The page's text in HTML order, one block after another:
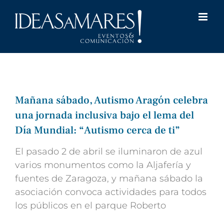
Mañana sábado, Autismo Aragón celebra
una jornada inclusiva bajo el lema del
Día Mundial: “Autismo cerca de ti”
El pasado 2 de abril se iluminaron de azul
varios monumentos como la Aljafería y
fuentes de Zaragoza, y mañana sábado la
asociación convoca actividades para todos
los públicos en el parque Roberto